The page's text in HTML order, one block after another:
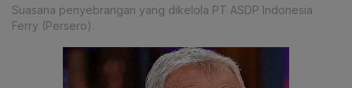
Suasana penyebrangan yang dikelola PT ASDP Indonesia
Ferry (Persero).